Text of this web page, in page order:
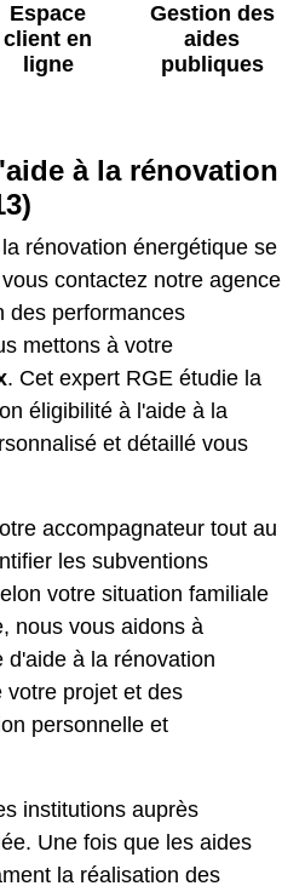
Espace
client en
ligne
Gestion des
aides
publiques
à la rénovation
rénovation énergétique se
contactez notre agence
des performances
mettons à votre
. Cet expert RGE étudie la
éligibilité à l'aide à la
et détaillé vous
accompagnateur tout au
les subventions
votre situation familiale
nous vous aidons à
à la rénovation
votre projet et des
personnelle et
institutions auprès
Une fois que les aides
la réalisation des